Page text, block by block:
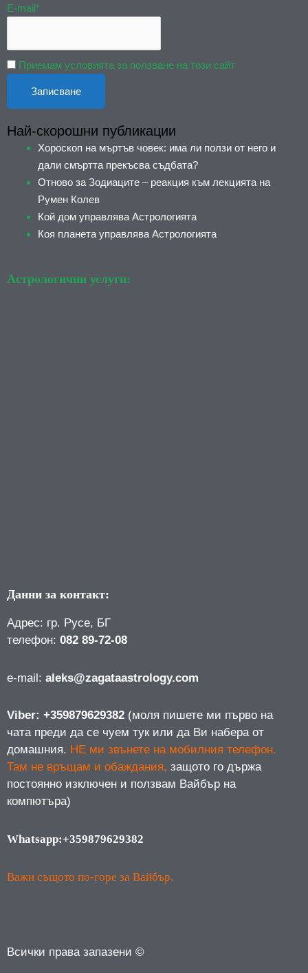
E-mail*
Приемам условията за ползване на този сайт
Най-скорошни публикации
Хороскоп на мъртъв човек: има ли ползи от него и
дали смъртта прекъсва съдбата?
Отново за Зодиаците – реакция към лекцията на
Румен Колев
Кой дом управлява Астрологията
Коя планета управлява Астрологията
Астрологични услуги:
Данни за контакт:
Адрес: гр. Русе, БГ
телефон: 082 89-72-08
е-mail: aleks@zagataastrology.com
Viber: +359879629382 (моля пишете ми първо на
чата преди да се чуем тук или да Ви набера от
домашния. НЕ ми звънете на мобилния телефон.
Там не връщам и обаждания, защото го държа
постоянно изключен и ползвам Вайбър на
компютъра)
Whatsapp:+359879629382
Важи същото по-горе за Вайбър.
Всички права запазени ©